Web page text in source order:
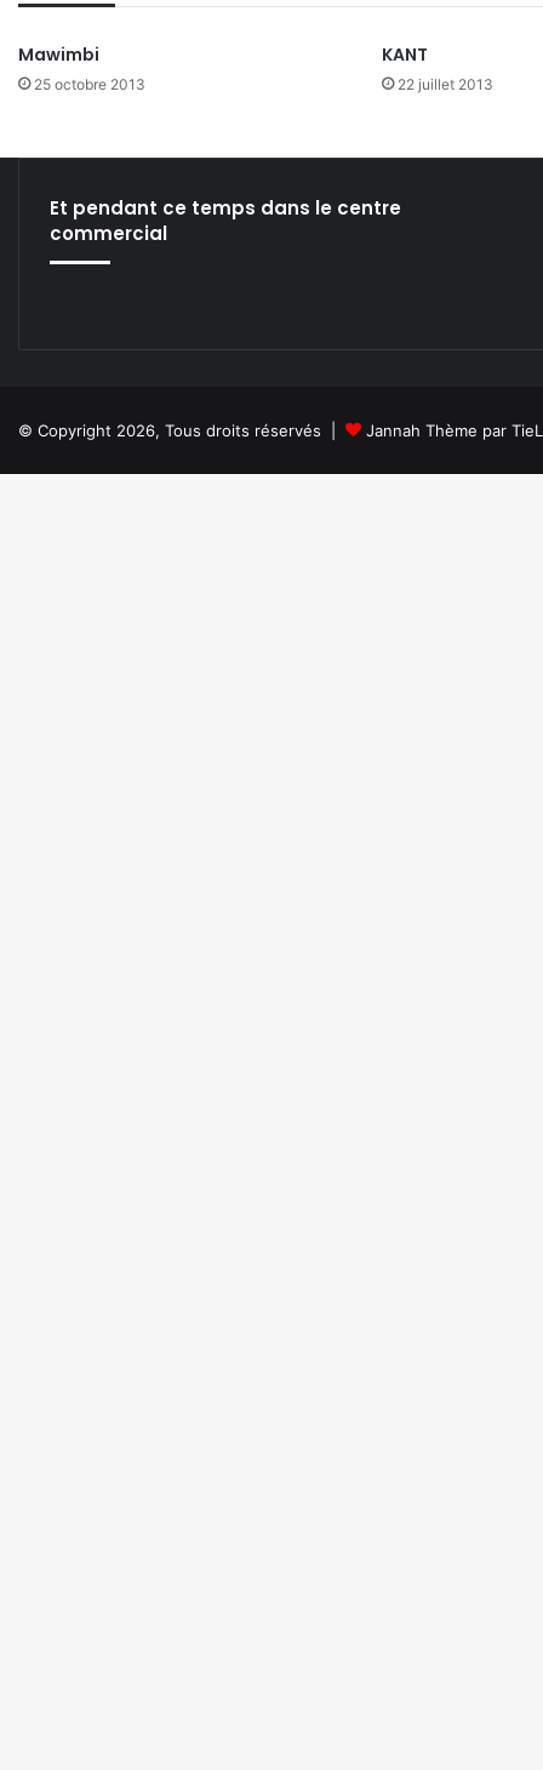
Mawimbi
25 octobre 2013
KANT
22 juillet 2013
Et pendant ce temps dans le centre
commercial
© Copyright 2026, Tous droits réservés | Jannah Thème par